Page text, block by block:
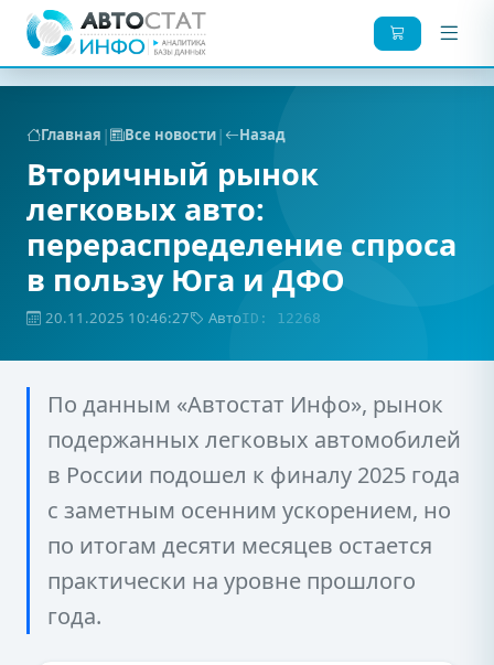
Главная | Все новости| Назад
Вторичный рынок
легковых авто:
перераспределение спроса
в пользу Юга и ДФО
20.11.2025 10:46:27 АвтоID: 12268
По данным «Автостат Инфо», рынок
подержанных легковых автомобилей
в России подошел к финалу 2025 года
с заметным осенним ускорением, но
по итогам десяти месяцев остается
практически на уровне прошлого
года.